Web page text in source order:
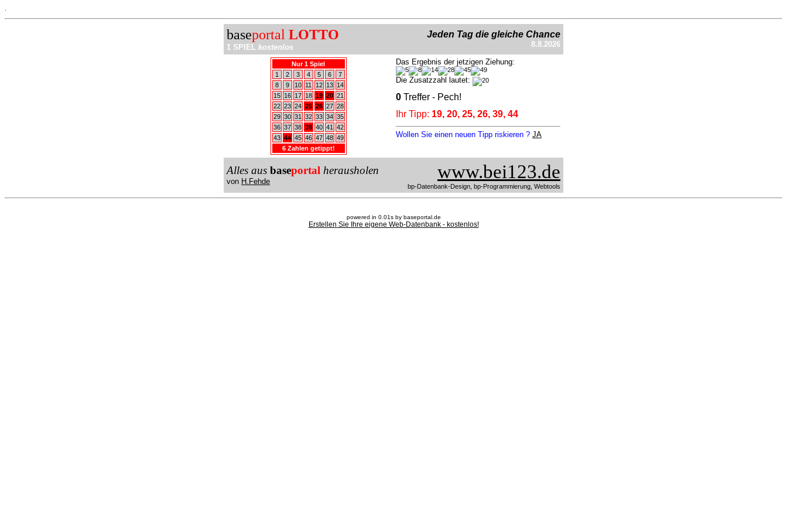
baseportal LOTTO
1 SPIEL kostenlos
Jeden Tag die gleiche Chance
8.8.2026
Nur 1 Spiel
1
2 3 4 5 6
7
8
9 10 11 12 13
14
15
16 17 18 19 20 21
22 23 24 25 26 27 28
29 30 31 32 33 34 35
36 37 38 39 40 41
42
43 44 45 46 47 48 49
6 Zahlen getippt!
Das Ergebnis der jetzigen Ziehung:
Die Zusatzzahl lautet:
0 Treffer - Pech!
Ihr Tipp: 19, 20, 25, 26, 39, 44
Wollen Sie einen neuen Tipp riskieren ? JA
Alles aus baseportal herausholen
von H.Fehde www.bei123.de
bp-Datenbank-Design, bp-Programmierung, Webtools
powered in 0.01s by baseportal.de
Erstellen Sie Ihre eigene Web-Datenbank - kostenlos!